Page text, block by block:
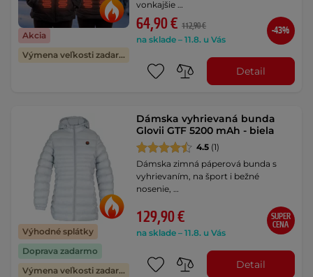
Akcia
Výmena veľkosti zadarmo
vonkajšie …
64,90 € 112,90 €
na sklade – 11.8. u Vás
-43%
Detail
Výhodné splátky
Doprava zadarmo
Výmena veľkosti zadarmo
Dámska vyhrievaná bunda
Glovii GTF 5200 mAh - biela
4.5 (1)
Dámska zimná páperová bunda s
vyhrievaním, na šport i bežné
nosenie, …
129,90 €
na sklade – 11.8. u Vás
SUPER
CENA
Detail